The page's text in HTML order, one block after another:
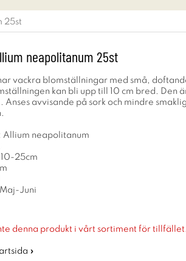
25st
neapolitanum 25st
vackra blomställningar med små,
kan bli upp till 10 cm bred. Den
Anses avvisande på sork och mindre
Allium neapolitanum
25cm
Juni
denna produkt i vårt sortiment för tillfället.
»